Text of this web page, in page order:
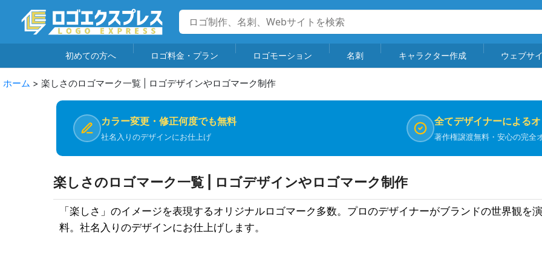
初めての方へ ロゴ料金・プラン ロゴモーション 名刺 キャラクター作成 ウェブサ
ホーム > 楽しさのロゴマーク一覧 | ロゴデザインやロゴマーク制作
カラー変更・修正何度でも無料
社名入りのデザインにお仕上げ
全てデザイナーによる
著作権譲渡無料・安心の完全
楽しさのロゴマーク一覧 | ロゴデザインやロゴマーク制作
「楽しさ」のイメージを表現するオリジナルロゴマーク多数。プロのデザイナーがブランドの世界観を
料。社名入りのデザインにお仕上げします。